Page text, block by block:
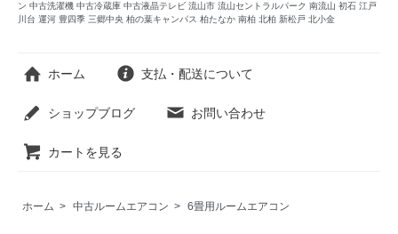
ン 中古洗濯機 中古冷蔵庫 中古液晶テレビ 流山市 流山セントラルパーク 南流山 初石 江戸
川台 運河 豊四季 三郷中央 柏の葉キャンパス 柏たなか 南柏 北柏 新松戸 北小金
ホーム 支払・配送について
ショップブログ お問い合わせ
カートを見る
ホーム > 中古ルームエアコン > 6畳用ルームエアコン